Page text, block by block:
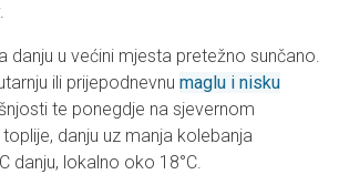
danju u većini mjesta pretežno sunčano.
ili prijepodnevnu maglu i nisku
te ponegdje na sjevernom
danju uz manja kolebanja
danju, lokalno oko 18°C.